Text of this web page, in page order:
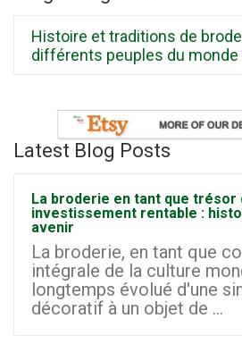
Histoire et traditions de
différents peuples du monde
Latest Blog Posts
La broderie en tant que
investissement rentable :
avenir
La broderie, en tant que
intégrale de la culture
longtemps évolué d'une
décoratif à un objet de ...